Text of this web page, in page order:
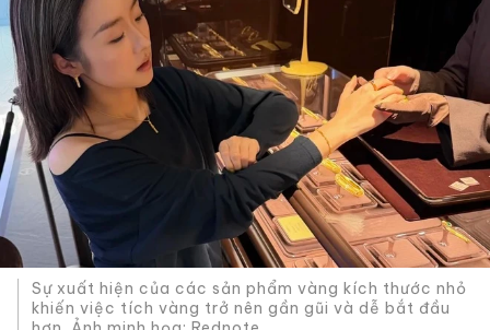
Sự xuất hiện của các sản phẩm vàng kích thước nhỏ
khiến việc tích vàng trở nên gần gũi và dễ bắt đầu